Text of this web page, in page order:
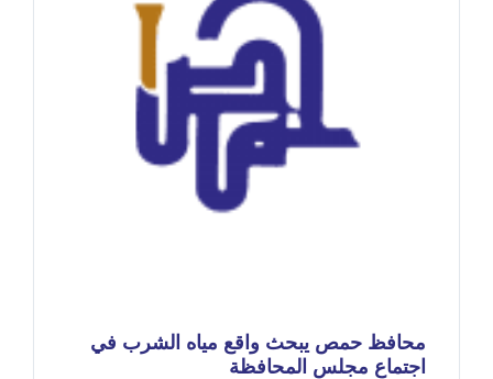
محافظ حمص يبحث واقع مياه الشرب في
اجتماع مجلس المحافظة